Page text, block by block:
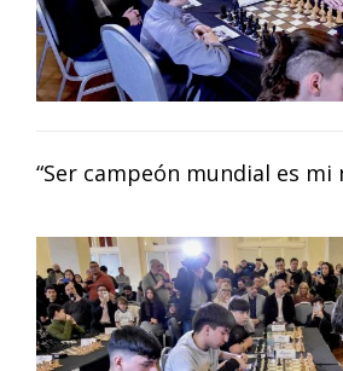
“Ser campeón mundial es mi